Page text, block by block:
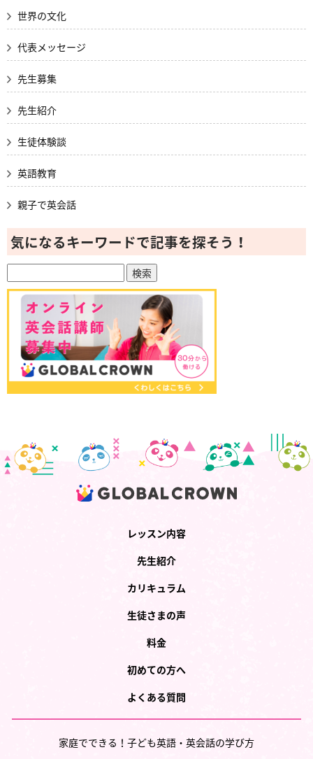
世界の文化
代表メッセージ
先生募集
先生紹介
生徒体験談
英語教育
親子で英会話
気になるキーワードで記事を探そう！
レッスン内容
先生紹介
カリキュラム
生徒さまの声
料金
初めての方へ
よくある質問
家庭でできる！子ども英語・英会話の学び方